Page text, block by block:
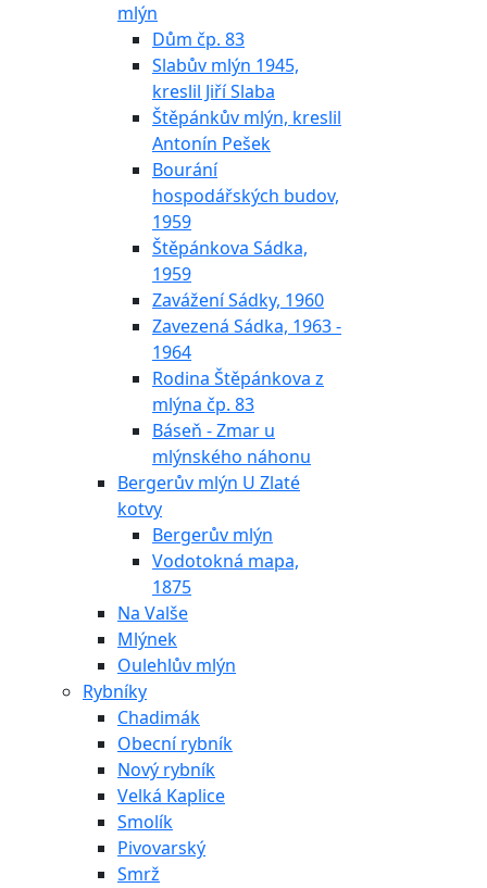
mlýn
Dům čp. 83
Slabův mlýn 1945,
kreslil Jiří Slaba
Štěpánkův mlýn, kreslil
Antonín Pešek
Bourání
hospodářských budov,
1959
Štěpánkova Sádka,
1959
Zavážení Sádky, 1960
Zavezená Sádka, 1963 -
1964
Rodina Štěpánkova z
mlýna čp. 83
Báseň - Zmar u
mlýnského náhonu
Bergerův mlýn U Zlaté
kotvy
Bergerův mlýn
Vodotokná mapa,
1875
Na Valše
Mlýnek
Oulehlův mlýn
Rybníky
Chadimák
Obecní rybník
Nový rybník
Velká Kaplice
Smolík
Pivovarský
Smrž